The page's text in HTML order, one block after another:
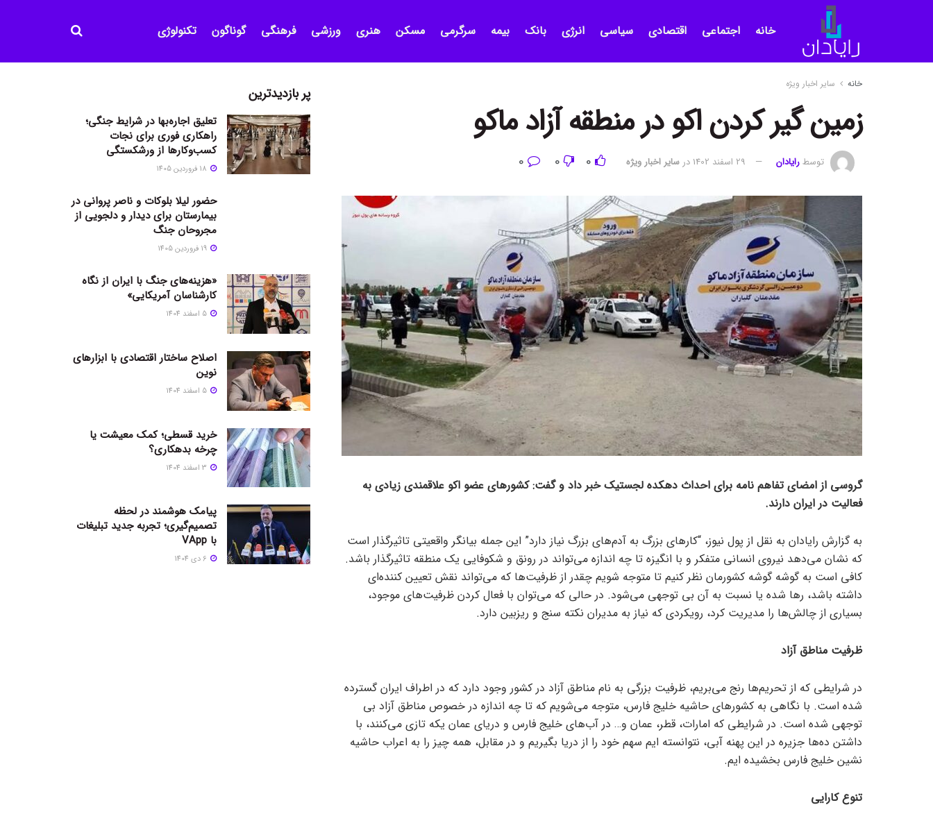
خانه اجتماعی اقتصادی سیاسی انرژی بانک بیمه سرگرمی مسکن هنری ورزشی فرهنگی گوناگون تکنولوژی
خانه سایر اخبار ویژه
زمین گیر کردن اکو در منطقه آزاد ماکو
توسطرایادان 29 اسفند 1402 در سایر اخبار ویژه 0
0
گروسی از امضای تفاهم نامه برای احداث دهکده لجستیک خبر داد و گفت: کشورهای عضو اکو علاقمندی زیادی به
فعالیت در ایران دارند.
به گزارش رایادان به نقل از پول نیوز، “کار‌های بزرگ به آدم‌های بزرگ نیاز دارد” این جمله بیانگر واقعیتی تاثیرگذار است
که نشان می‌دهد نیروی انسانی متفکر و با انگیزه تا چه اندازه می‌تواند در رونق و شکوفایی یک منطقه تاثیرگذار باشد.
کافی است به گوشه گوشه کشورمان نظر کنیم تا متوجه شویم چقدر از ظرفیت‌ها که می‌تواند نقش تعیین کننده‌ای
داشته باشد، رها شده یا نسبت به آن بی توجهی می‌شود. در حالی که می‌توان با فعال کردن ظرفیت‌های موجود،
بسیاری از چالش‌ها را مدیریت کرد، رویکردی که نیاز به مدیران نکته سنج و ریزبین دارد.
ظرفیت مناطق آزاد
در شرایطی که از تحریم‌ها رنج می‌بریم، ظرفیت بزرگی به نام مناطق آزاد در کشور وجود دارد که در اطراف ایران گسترده
شده است. با نگاهی به کشور‌های حاشیه خلیج فارس، متوجه می‌شویم که تا چه اندازه در خصوص مناطق آزاد بی
توجهی شده است. در شرایطی که امارات، قطر، عمان و… در آب‌های خلیج فارس و دریای عمان یکه تازی می‌کنند، با
داشتن ده‌ها جزیره در این پهنه آبی، نتوانسته ایم سهم خود را از دریا بگیریم و در مقابل، همه چیز را به اعراب حاشیه
نشین خلیج فارس بخشیده ایم.
تنوع کارایی
پر بازدیدترین
تعلیق اجاره‌بها در شرایط جنگی؛
راهکاری فوری برای نجات
کسب‌وکارها از ورشکستگی
حضور لیلا بلوکات و ناصر پروانی در
بیمارستان برای دیدار و دلجویی از
مجروحان جنگ
«هزینه‌های جنگ با ایران از نگاه
کارشناسان آمریکایی»
اصلاح ساختار اقتصادی با ابزارهای
نوین
خرید قسطی؛ کمک معیشت یا
چرخه بدهکاری؟
پیامک هوشمند در لحظه
تصمیم‌گیری؛ تجربه جدید تبلیغات
با VApp